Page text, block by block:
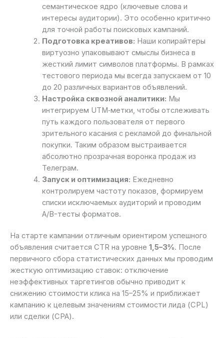
семантическое ядро (ключевые слова и
интересы аудитории). Это особенно критично
для точной работы поисковых кампаний.
Подготовка креативов: Наши копирайтеры
виртуозно упаковывают смыслы бизнеса в
жесткий лимит символов платформы. В рамках
тестового периода мы всегда запускаем от 10
до 20 различных вариантов объявлений.
Настройка сквозной аналитики: Мы
интегрируем UTM‑метки, чтобы отслеживать
путь каждого пользователя от первого
зрительного касания с рекламой до финальной
покупки. Таким образом выстраивается
абсолютно прозрачная воронка продаж из
Телеграм.
Запуск и оптимизация: Ежедневно
контролируем частоту показов, формируем
списки исключаемых аудиторий и проводим
A/B-тесты форматов.
На старте кампании отличным ориентиром успешного
объявления считается CTR на уровне 1,5–3%. После
первичного сбора статистических данных мы проводим
жесткую оптимизацию ставок: отключение
неэффективных таргетингов обычно приводит к
снижению стоимости клика на 15–25% и приближает
кампанию к целевым значениям стоимости лида (CPL)
или сделки (CPA).